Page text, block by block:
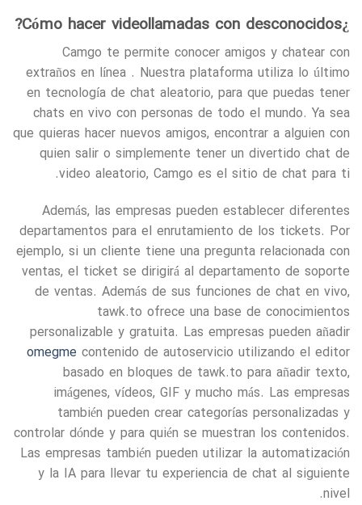
¿Cómo hacer videollamadas con desconocidos?
Camgo te permite conocer amigos y chatear con
extraños en línea . Nuestra plataforma utiliza lo último
en tecnología de chat aleatorio, para que puedas tener
chats en vivo con personas de todo el mundo. Ya sea
que quieras hacer nuevos amigos, encontrar a alguien con
quien salir o simplemente tener un divertido chat de
video aleatorio, Camgo es el sitio de chat para ti.
Además, las empresas pueden establecer diferentes
departamentos para el enrutamiento de los tickets. Por
ejemplo, si un cliente tiene una pregunta relacionada con
ventas, el ticket se dirigirá al departamento de soporte
de ventas. Además de sus funciones de chat en vivo,
tawk.to ofrece una base de conocimientos
personalizable y gratuita. Las empresas pueden añadir
omegme contenido de autoservicio utilizando el editor
basado en bloques de tawk.to para añadir texto,
imágenes, vídeos, GIF y mucho más. Las empresas
también pueden crear categorías personalizadas y
controlar dónde y para quién se muestran los contenidos.
Las empresas también pueden utilizar la automatización
y la IA para llevar tu experiencia de chat al siguiente
nivel.